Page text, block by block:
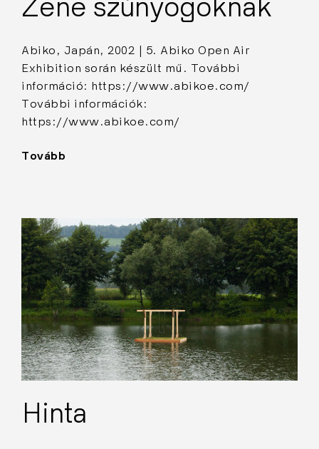
Zene szúnyogoknak
Abiko, Japán, 2002 | 5. Abiko Open Air
Exhibition során készült mű. További
információ: https://www.abikoe.com/
További információk:
https://www.abikoe.com/
Tovább
Hinta